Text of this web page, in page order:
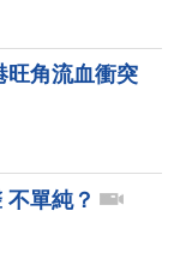
旺角流血衝突
單純？